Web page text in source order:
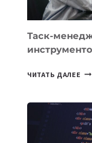
Таск-
ЧИТАТЬ ДАЛЕЕ